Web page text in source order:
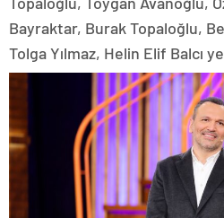
Bayraktar, Burak Topaloğlu,
Tolga Yılmaz, Helin Elif Balcı